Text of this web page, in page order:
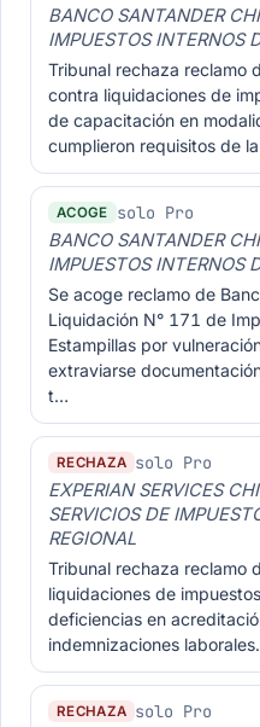
BANCO SANTANDER
IMPUESTOS INTERNOS
Tribunal rechaza reclamo
contra liquidaciones de
de capacitación en
cumplieron requisitos de
ACOGE solo Pro
BANCO SANTANDER
IMPUESTOS INTERNOS
Se acoge reclamo de
Liquidación N° 171 de
Estampillas por
extraviarse
t…
RECHAZA solo Pro
EXPERIAN SERVICES
SERVICIOS DE
REGIONAL
Tribunal rechaza reclamo
liquidaciones de
deficiencias en
indemnizaciones laborales.
RECHAZA solo Pro